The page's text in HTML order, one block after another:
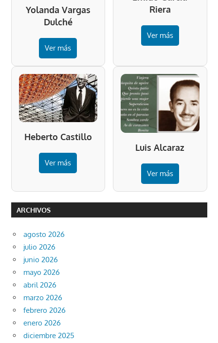
Yolanda Vargas
Dulché
Ver más
Riera
Ver más
Heberto Castillo
Ver más
Luis Alcaraz
Ver más
ARCHIVOS
agosto 2026
julio 2026
junio 2026
mayo 2026
abril 2026
marzo 2026
febrero 2026
enero 2026
diciembre 2025